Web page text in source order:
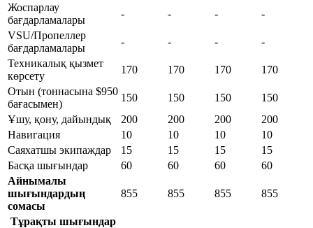
Жоспарлау
бағдарламалары
- - -
-
VSU/Пропеллер
бағдарламалары
- - -
-
Техникалық қызмет
көрсету
170 170 170
170
Отын (тоннасына $950
бағасымен)
150 150 150
150
Ұшу, қону, дайындық
200 200 200
200
Навигация
10 10 10
10
Саяхатшы экипаждар
15 15 15
15
Басқа шығындар
60 60 60
60
Айнымалы
шығындардың
сомасы
855 855 855 855
Тұрақты шығындар